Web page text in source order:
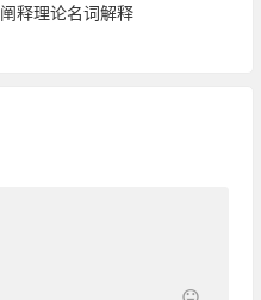
阐释理论名词解释